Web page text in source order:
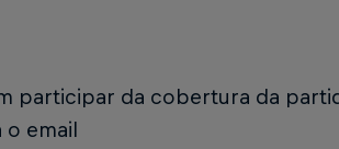
participar da cobertura da
email